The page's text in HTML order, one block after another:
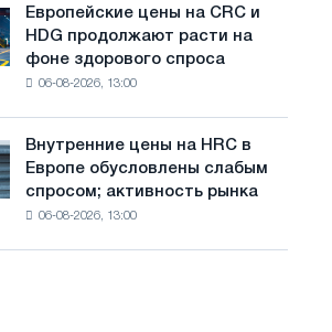
Европейские цены на CRC и
HDG продолжают расти на
фоне здорового спроса
06-08-2026, 13:00
Внутренние цены на HRC в
Европе обусловлены слабым
спросом; активность рынка
06-08-2026, 13:00